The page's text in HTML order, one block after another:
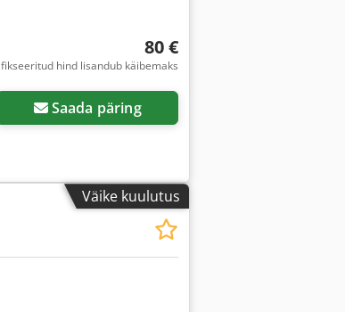
80 €
fikseeritud hind lisandub käibemaks
Saada päring
Väike kuulutus